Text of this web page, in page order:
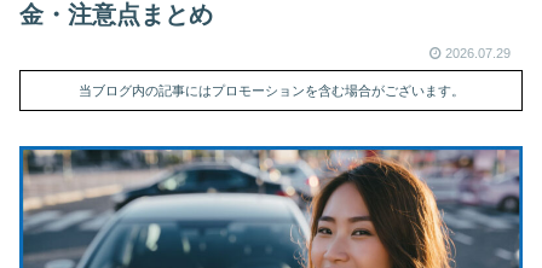
金・注意点まとめ
2026.07.29
当ブログ内の記事にはプロモーションを含む場合がございます。